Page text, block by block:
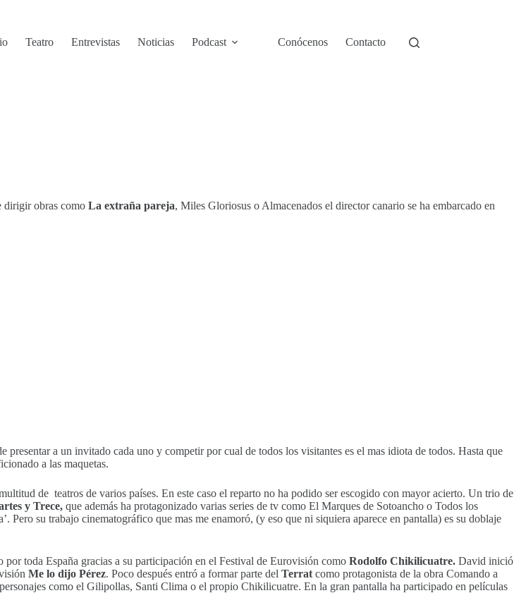
Teatro Entrevistas Noticias Podcast Conócenos Contacto
dirigir obras como La extraña pareja, Miles Gloriosus o Almacenados el director canario se ha embarcado en
a un invitado cada uno y competir por cual de todos los visitantes es el mas idiota de todos. Hasta que
a las maquetas.
de teatros de varios países. En este caso el reparto no ha podido ser escogido con mayor acierto. Un trio de
y Trece, que además ha protagonizado varias series de tv como El Marques de Sotoancho o Todos los
su trabajo cinematográfico que mas me enamoró, (y eso que ni siquiera aparece en pantalla) es su doblaje
por toda España gracias a su participación en el Festival de Eurovisión como Rodolfo Chikilicuatre. David inició
Me lo dijo Pérez. Poco después entró a formar parte del Terrat como protagonista de la obra Comando a
como el Gilipollas, Santi Clima o el propio Chikilicuatre. En la gran pantalla ha participado en películas